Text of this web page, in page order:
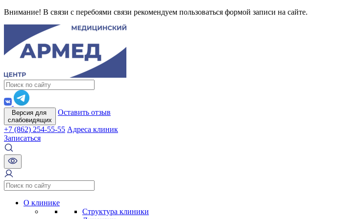
Внимание! В связи с перебоями связи рекомендуем пользоваться формой записи на сайте.
Версия для
слабовидящих
Оставить отзыв
+7 (862) 254-55-55 Адреса клиник
Записаться
О клинике
Структура клиники